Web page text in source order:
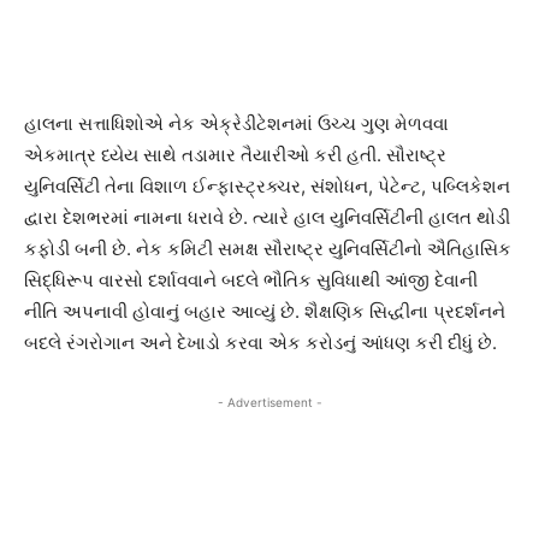
હાલના સત્તાધિશોએ નેક એક્રેડીટેશનમાં ઉચ્ચ ગુણ મેળવવા
એકમાત્ર ધ્યેય સાથે તડામાર તૈયારીઓ કરી હતી. સૌરાષ્ટ્ર
યુનિવર્સિટી તેના વિશાળ ઈન્ફાસ્ટ્રક્ચર, સંશોધન, પેટેન્ટ, પબ્લિકેશન
દ્વારા દેશભરમાં નામના ધરાવે છે. ત્યારે હાલ યુનિવર્સિટીની હાલત થોડી
કફોડી બની છે. નેક કમિટી સમક્ષ સૌરાષ્ટ્ર યુનિવર્સિટીનો ઐતિહાસિક
સિદ્ધિરૂપ વારસો દર્શાવવાને બદલે ભૌતિક સુવિધાથી આંજી દેવાની
નીતિ અપનાવી હોવાનું બહાર આવ્યું છે. શૈક્ષણિક સિદ્ધીના પ્રદર્શનને
બદલે રંગરોગાન અને દેખાડો કરવા એક કરોડનું આંધણ કરી દીધું છે.
- Advertisement -